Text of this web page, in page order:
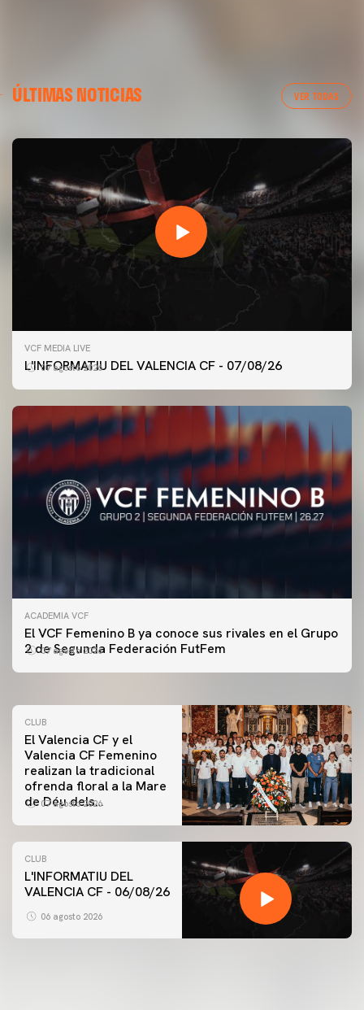
ÚLTIMAS NOTICIAS VER TODAS
VCF MEDIA LIVE
L'INFORMATIU DEL VALENCIA CF - 07/08/26
07 agosto 2026
ACADEMIA VCF
El VCF Femenino B ya conoce sus rivales en el Grupo
2 de Segunda Federación FutFem
07 agosto 2026
PRIMER EQUIPO
ENTRENAMIENTO DEL VALENCIA CF 7/8/2026
CLUB
El Valencia CF y el
Valencia CF Femenino
realizan la tradicional
ofrenda floral a la Mare
de Déu dels
07 agosto 2026
CLUB
L'INFORMATIU DEL
VALENCIA CF - 06/08/26
06 agosto 2026
PRIMER EQUIPO
ENTRENAMIENTO DEL VALENCIA CF 6/8/2026